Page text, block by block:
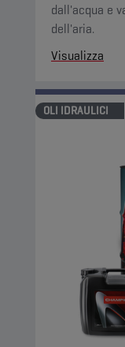
dall'acqua e
dell'aria.
Visualizza
OLI IDRAULICI